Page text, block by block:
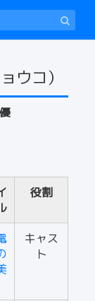
ウコ）
役割
キャス
ト